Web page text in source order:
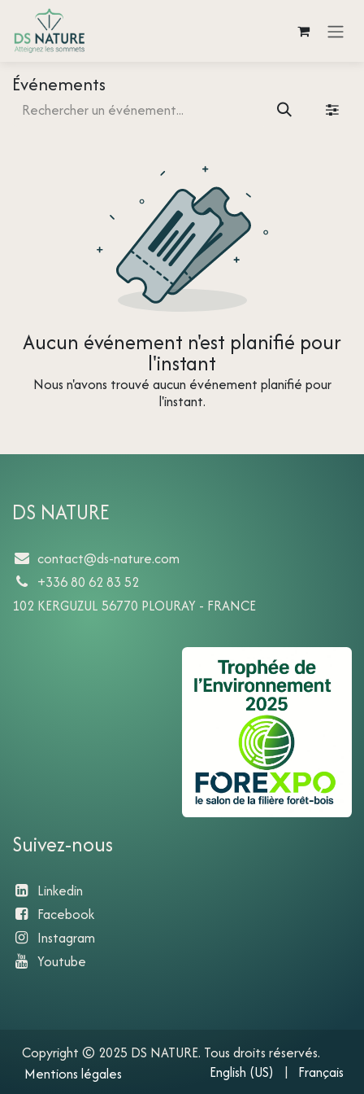
Se rendre au contenu
Événements
Aucun événement n'est planifié pour
l'instant
Nous n'avons trouvé aucun événement planifié pour
l'instant.
DS NATURE
contact@ds-nature.com
+336 80 62 83 52
102 KERGUZUL 56770 PLOURAY - FRANCE
Suivez-nous
Linkedin
Facebook
Instagram
Youtube​
Copyright © 2025 DS NATURE. Tous droits réservés.
Mentions légales
English (US) |​ Français